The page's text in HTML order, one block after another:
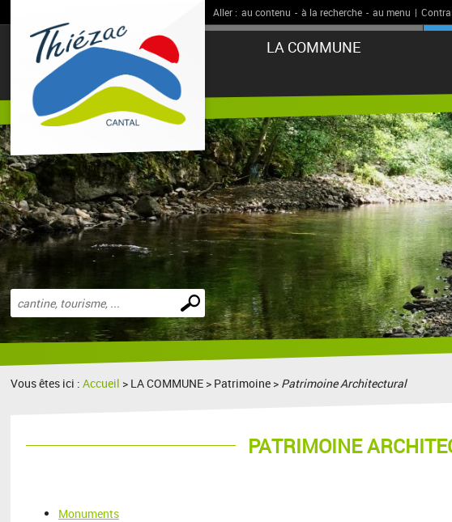
Aller : au contenu - à la recherche - au menu |
LA COMMUNE
Effectuer
une
Vous êtes ici :Accueil > LA COMMUNE > Patrimoine > Patrimoine Architectural
PATRIMOINE
Monuments